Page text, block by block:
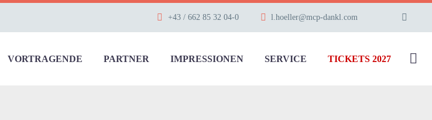
+43 / 662 85 32 04-0 l.hoeller@mcp-dankl.com
VORTRAGENDE PARTNER IMPRESSIONEN SERVICE TICKETS 2027